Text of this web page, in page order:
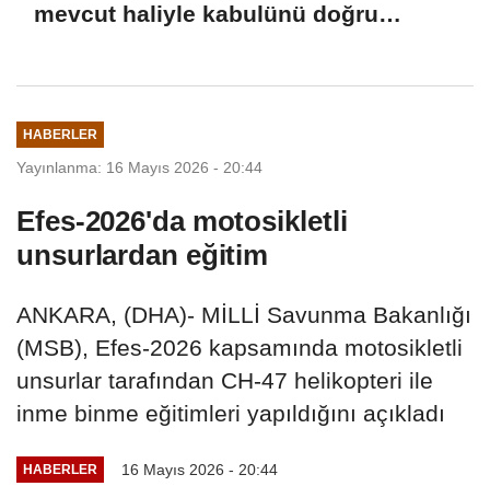
mevcut haliyle kabulünü doğru
HABERLER
Yayınlanma: 16 Mayıs 2026 - 20:44
Efes-2026'da motosikletli
unsurlardan eğitim
ANKARA, (DHA)- MİLLİ Savunma Bakanlığı
(MSB), Efes-2026 kapsamında motosikletli
unsurlar tarafından CH-47 helikopteri ile
inme binme eğitimleri yapıldığını açıkladı
HABERLER 16 Mayıs 2026 - 20:44